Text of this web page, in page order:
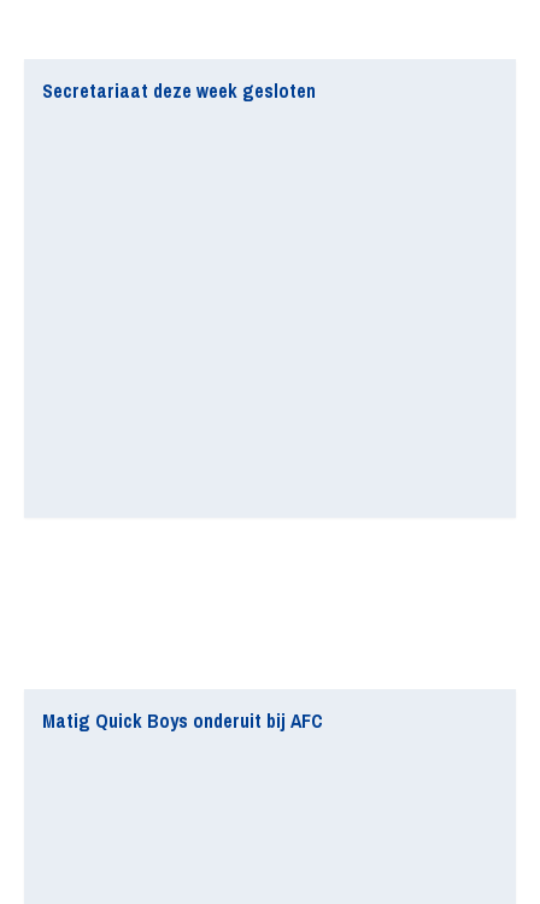
Secretariaat deze week gesloten
Matig Quick Boys onderuit bij AFC